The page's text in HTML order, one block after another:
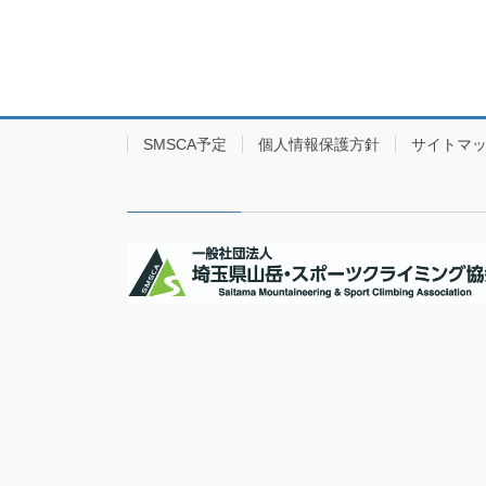
SMSCA予定 個人情報保護方針 サイトマ